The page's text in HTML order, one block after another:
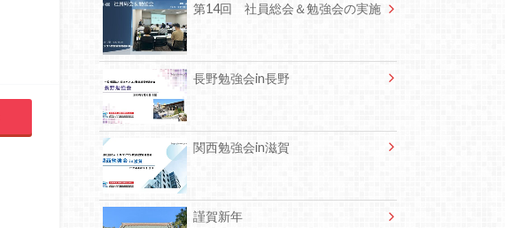
第14回 社員総会＆勉強会の実施
長野勉強会in長野
関西勉強会in滋賀
謹賀新年